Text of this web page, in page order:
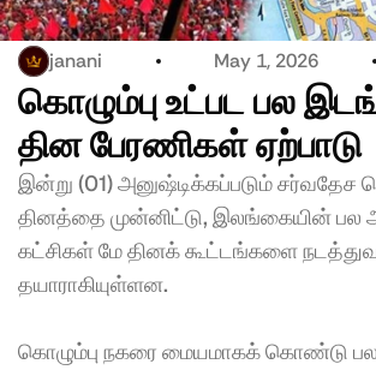
janani May 1, 2026
கொழும்பு உட்பட பல
தின பேரணிகள் ஏற்பாடு
இன்று (01) அனுஷ்டிக்கப்படும் சர்வதேச
தினத்தை முன்னிட்டு, இலங்கையின் பல
கட்சிகள் மே தினக் கூட்டங்களை
தயாராகியுள்ளன.
கொழும்பு நகரை மையமாகக் கொண்டு பல